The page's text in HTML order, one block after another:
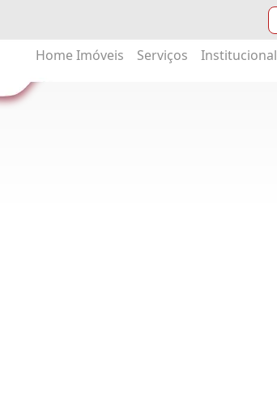
Home Imóveis Serviços Institucional